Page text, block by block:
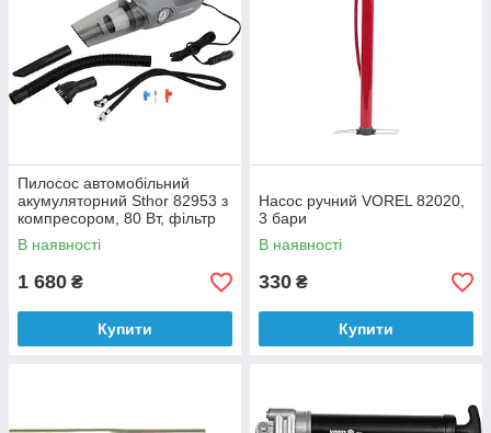
Пилосос автомобільний
акумуляторний Sthor 82953 з
компресором, 80 Вт, фільтр
HEPA + чохол
В наявності
1 680 ₴
Купити
Насос ручний VOREL 82020,
3 бари
В наявності
330 ₴
Купити